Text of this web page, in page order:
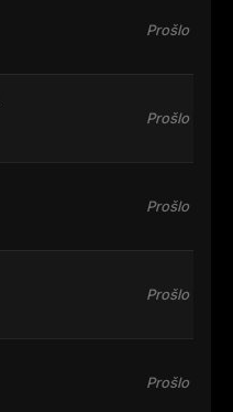
Prošlo
Prošlo
Prošlo
Prošlo
Prošlo